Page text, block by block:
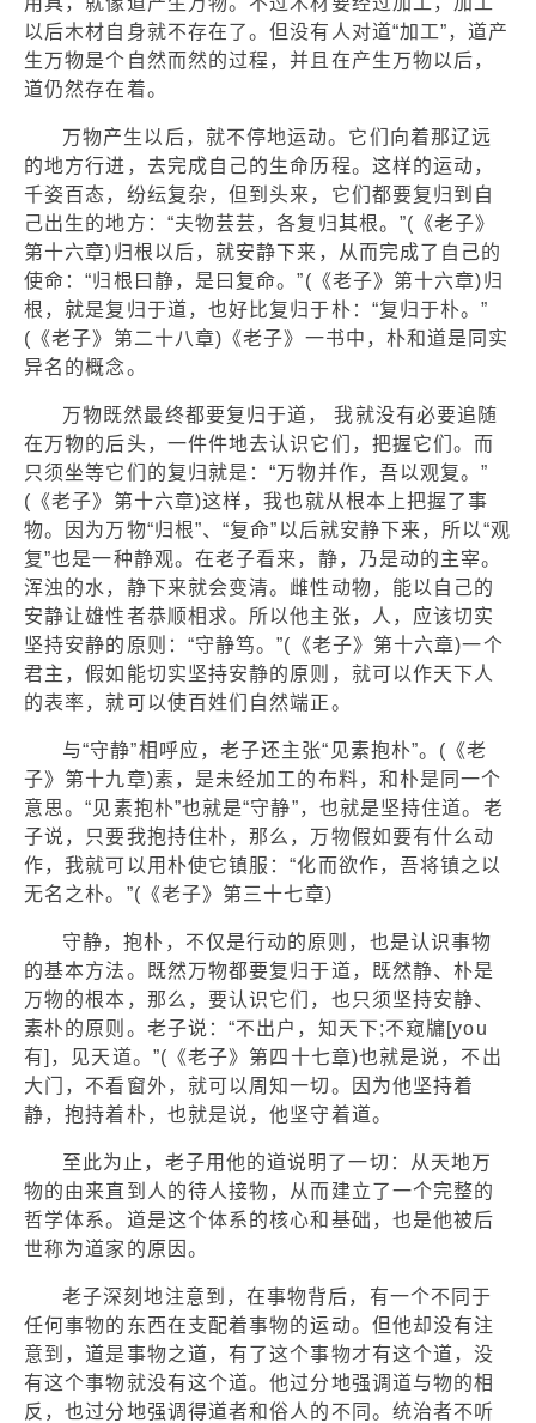
以后木材自身就不存在了。但没有人对道“加工”，道产
生万物是个自然而然的过程，并且在产生万物以后，
道仍然存在着。
万物产生以后，就不停地运动。它们向着那辽远
的地方行进，去完成自己的生命历程。这样的运动，
千姿百态，纷纭复杂，但到头来，它们都要复归到自
己出生的地方：“夫物芸芸，各复归其根。”(《老子》
第十六章)归根以后，就安静下来，从而完成了自己的
使命：“归根曰静，是曰复命。”(《老子》第十六章)归
根，就是复归于道，也好比复归于朴：“复归于朴。”
(《老子》第二十八章)《老子》一书中，朴和道是同实
异名的概念。
万物既然最终都要复归于道， 我就没有必要追随
在万物的后头，一件件地去认识它们，把握它们。而
只须坐等它们的复归就是：“万物并作，吾以观复。”
(《老子》第十六章)这样，我也就从根本上把握了事
物。因为万物“归根”、“复命”以后就安静下来，所以“观
复”也是一种静观。在老子看来，静，乃是动的主宰。
浑浊的水，静下来就会变清。雌性动物，能以自己的
安静让雄性者恭顺相求。所以他主张，人，应该切实
坚持安静的原则：“守静笃。”(《老子》第十六章)一个
君主，假如能切实坚持安静的原则，就可以作天下人
的表率，就可以使百姓们自然端正。
与“守静”相呼应，老子还主张“见素抱朴”。(《老
子》第十九章)素，是未经加工的布料，和朴是同一个
意思。“见素抱朴”也就是“守静”，也就是坚持住道。老
子说，只要我抱持住朴，那么，万物假如要有什么动
作，我就可以用朴使它镇服：“化而欲作，吾将镇之以
无名之朴。”(《老子》第三十七章)
守静，抱朴，不仅是行动的原则，也是认识事物
的基本方法。既然万物都要复归于道，既然静、朴是
万物的根本，那么，要认识它们，也只须坚持安静、
素朴的原则。老子说：“不出户，知天下;不窥牖[you
有]，见天道。”(《老子》第四十七章)也就是说，不出
大门，不看窗外，就可以周知一切。因为他坚持着
静，抱持着朴，也就是说，他坚守着道。
至此为止，老子用他的道说明了一切：从天地万
物的由来直到人的待人接物，从而建立了一个完整的
哲学体系。道是这个体系的核心和基础，也是他被后
世称为道家的原因。
老子深刻地注意到，在事物背后，有一个不同于
任何事物的东西在支配着事物的运动。但他却没有注
意到，道是事物之道，有了这个事物才有这个道，没
有这个事物就没有这个道。他过分地强调道与物的相
反，也过分地强调得道者和俗人的不同。统治者不听